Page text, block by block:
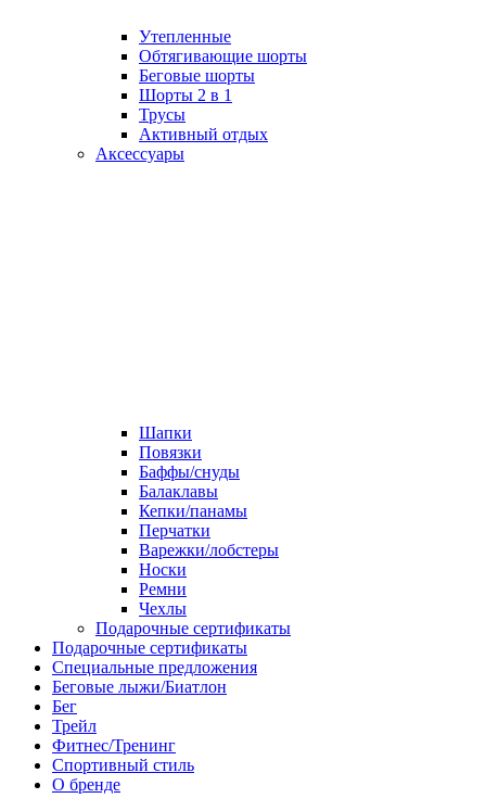
Утепленные
Обтягивающие шорты
Беговые шорты
Шорты 2 в 1
Трусы
Активный отдых
Аксессуары
Шапки
Повязки
Баффы/снуды
Балаклавы
Кепки/панамы
Перчатки
Варежки/лобстеры
Носки
Ремни
Чехлы
Подарочные сертификаты
Подарочные сертификаты
Специальные предложения
Беговые лыжи/Биатлон
Бег
Трейл
Фитнес/Тренинг
Спортивный стиль
О бренде